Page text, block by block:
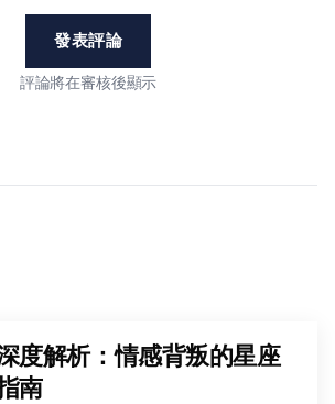
發表評論
評論將在審核後顯示
度解析：情感背叛的星座
南